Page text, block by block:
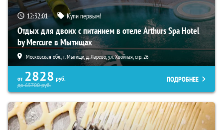
12:32:00 Купи первым!
Отдых для двоих с питанием в отеле Arthurs Spa Hotel
by Mercure в Мытищах
Московская обл., г. Мытищи, д. Ларево, ул. Хвойная, стр. 26
от 2828 руб.
до65700руб.
ПОДРОБНЕЕ